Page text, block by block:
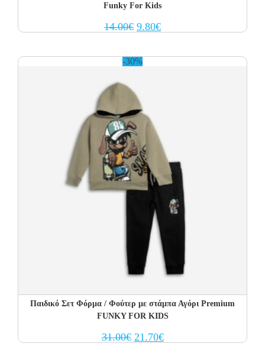
Funky For Kids
14.00€ Original
price
9.80€Current
price
-30%
Παιδικό Σετ Φόρμα / Φούτερ με στάμπα Αγόρι Premium
FUNKY FOR KIDS
31.00€ Original
price
21.70€Current
price